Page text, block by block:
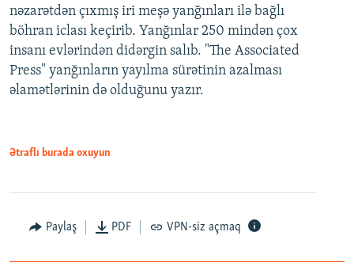
nəzarətdən çıxmış iri meşə yanğınları ilə bağlı
böhran iclası keçirib. Yanğınlar 250 mindən çox
insanı evlərindən didərgin salıb. "The Associated
Press" yanğınların yayılma sürətinin azalması
əlamətlərinin də olduğunu yazır.
Ətraflı burada oxuyun
Paylaş PDF VPN-siz açmaq